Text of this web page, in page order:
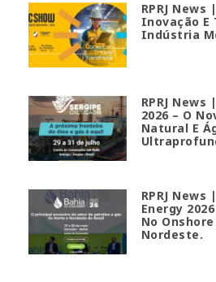
RPRJ News
Inovação E
Indústria
RPRJ
2026 – O
Natural E
RPRJ News
Energy
No
Nordeste.